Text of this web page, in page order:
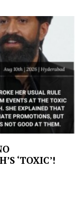
‘TOXIC’!